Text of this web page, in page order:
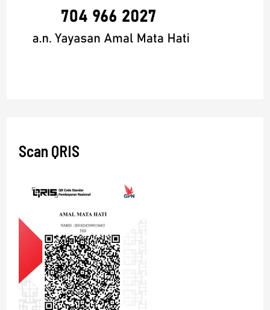
Scan QRIS